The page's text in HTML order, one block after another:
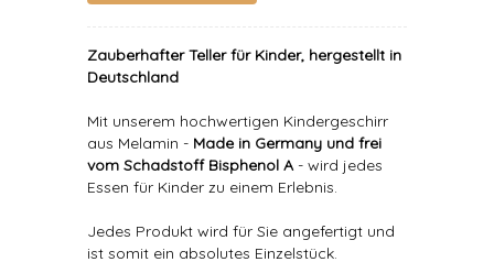
Zauberhafter Teller für Kinder, hergestellt in
Deutschland
Mit unserem hochwertigen Kindergeschirr
aus Melamin - Made in Germany und frei
vom Schadstoff Bisphenol A- wird jedes
Essen für Kinder zu einem Erlebnis.
Jedes Produkt wird für Sie angefertigt und
ist somit ein absolutes Einzelstück.